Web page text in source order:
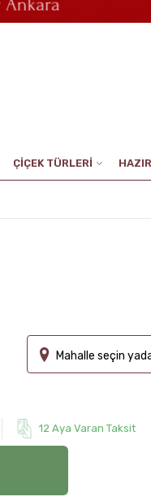
ÇİÇEK TÜRLERİ
Mahalle seçin
12 Aya Varan Taksit